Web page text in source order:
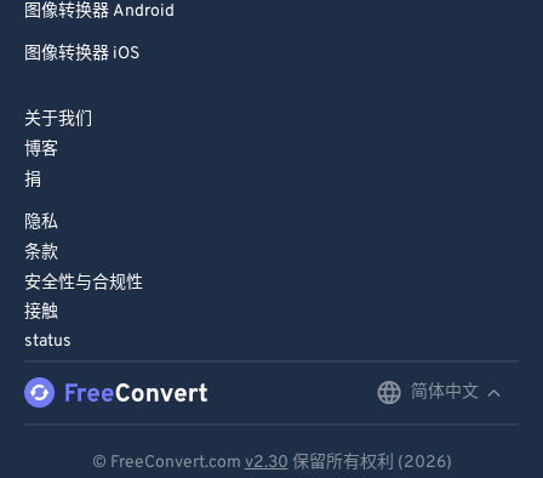
图像转换器 Android
图像转换器 iOS
关于我们
博客
捐
隐私
条款
安全性与合规性
接触
status
简体中文
© FreeConvert.com v2.30 保留所有权利 (2026)